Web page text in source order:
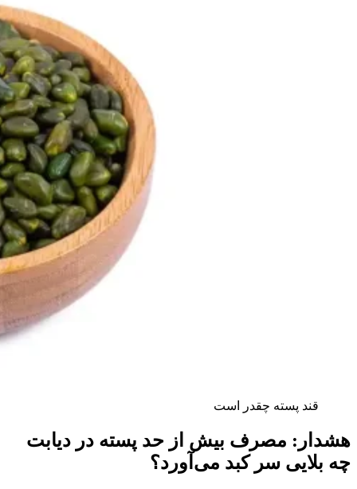
قند پسته چقدر است
هشدار: مصرف بیش از حد پسته در دیابت
چه بلایی سر کبد می‌آورد؟